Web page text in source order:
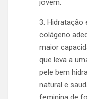
jovem.
3. Hidratação
colágeno
maior
que leva a
pele bem
natural e